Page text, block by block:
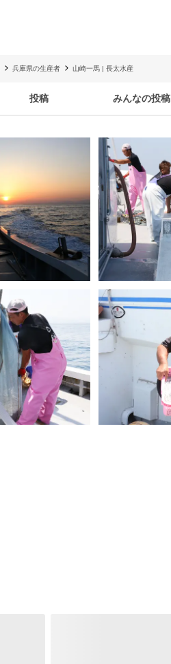
兵庫県の生産者 山崎一馬 | 長太水産
投稿 みんなの投稿